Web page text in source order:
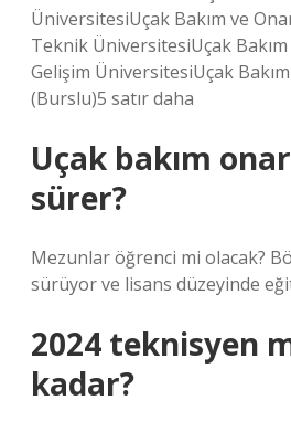
ÜniversitesiUçak Bakım ve
Teknik ÜniversitesiUçak Bakım
Gelişim ÜniversitesiUçak Bakım
(Burslu)5 satır daha
Uçak bakım
sürer?
Mezunlar öğrenci mi olacak?
sürüyor ve lisans düzeyinde
2024 teknisyen
kadar?